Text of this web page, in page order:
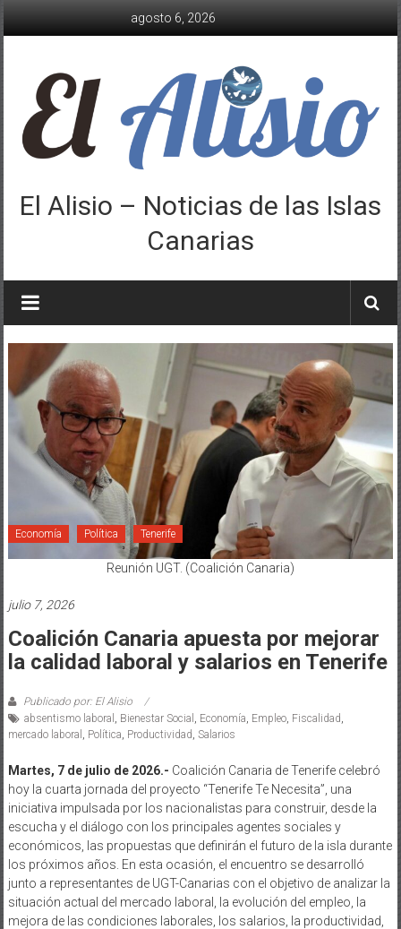
agosto 6, 2026
El Alisio – Noticias de las Islas
Canarias
Economía Política Tenerife
Reunión UGT. (Coalición Canaria)
julio 7, 2026
Coalición Canaria apuesta por mejorar
la calidad laboral y salarios en Tenerife
Publicado por: El Alisio
absentismo laboral
Bienestar Social Economía Empleo, Fiscalidad
mercado laboral
Política Productividad Salarios
Martes, 7 de julio de 2026.- Coalición Canaria de Tenerife celebró
hoy la cuarta jornada del proyecto “Tenerife Te Necesita”, una
iniciativa impulsada por los nacionalistas para construir, desde la
escucha y el diálogo con los principales agentes sociales y
económicos, las propuestas que definirán el futuro de la isla durante
los próximos años. En esta ocasión, el encuentro se desarrolló
junto a representantes de UGT-Canarias con el objetivo de analizar la
situación actual del mercado laboral, la evolución del empleo, la
mejora de las condiciones laborales, los salarios, la productividad,